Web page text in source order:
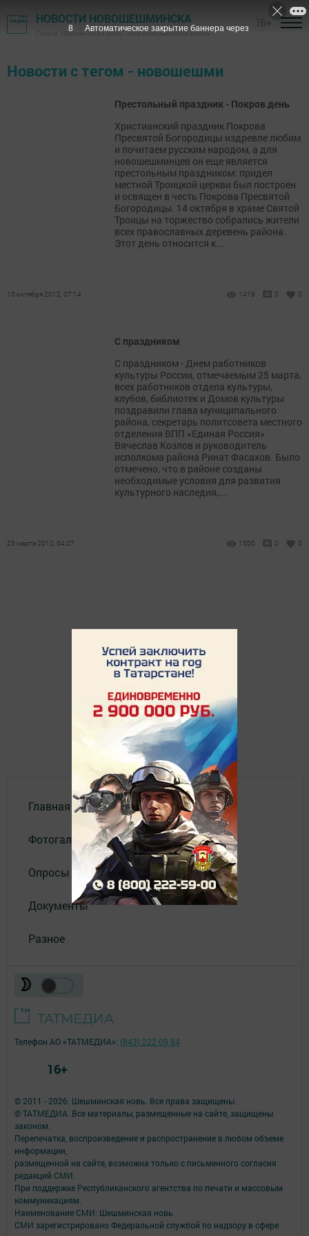
НОВОСТИ НОВОШЕШМИНСКА
Газета "Шешминская новь" - Новошешминский район
Новости с тегом - новошешми
Престольный праздник - Покров день
Христианский праздник Покрова
Пресвятой Богородицы издревле любим
и почитаем русским народом, а для
новошешминцев он еще является
престольным праздником: придел
местной Троицкой церкви был построен
и освящен в честь Покрова Пресвятой
Богородицы. 14 октября в храме Святой
Троицы на торжество собрались жители
всех православных деревень района.
Этот день относится к...
15 октября 2012, 07:14 1419 0 0
С праздником
С праздником - Днем работников
культуры России, отмечаемым 25 марта,
всех работников отдела культуры,
клубов, библиотек и Домов культуры
поздравили глава муниципального
района, секретарь политсовета местного
отделения ВПП «Единая Россия»
Вячеслав Козлов и руководитель
исполкома района Ринат Фасахов. Было
отмечено, что в районе созданы
необходимые условия для развития
культурного наследия,...
23 марта 2012, 04:27 1500 0 0
Главная
Фотогалереи
Опросы
Документы
Разное
© 2011 - 2026. Шешминская новь. Все права защищены.
© ТАТМЕДИА. Все материалы, размещенные на сайте, защищены
законом.
Перепечатка, воспроизведение и распространение в любом объеме
информации,
размещенной на сайте, возможна только с письменного согласия
редакций СМИ.
При поддержке Республиканского агентства по печати и массовым
коммуникациям.
Наименование СМИ: Шешминская новь
СМИ зарегистрировано Федеральной службой по надзору в сфере
Телефон АО «ТАТМЕДИА»: (843) 222 09 84
16+
8 Автоматическое закрытие баннера через